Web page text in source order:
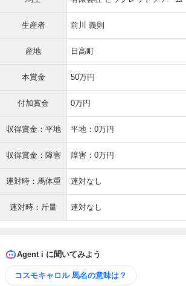
生産者 前川 義則
産地 日高町
本賞金 50万円
付加賞金 0万円
収得賞金：平地 平地：0万円
収得賞金：障害 障害：0万円
連対時：馬体重 連対なし
連対時：斤量 連対なし
Agent i に聞いてみよう
コスモキャロル 馬名の意味は？